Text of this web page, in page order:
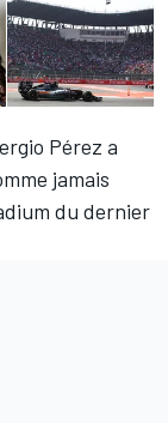
Pérez a
jamais
du dernier